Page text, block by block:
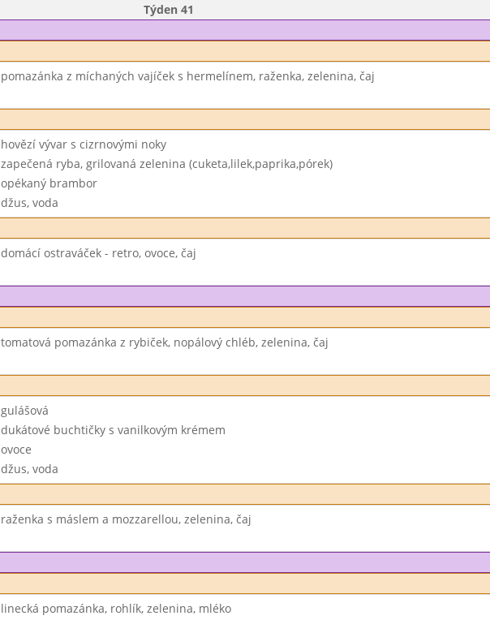
Týden 41
pomazánka z míchaných vajíček s hermelínem, raženka, zelenina, čaj
hovězí vývar s cizrnovými noky
zapečená ryba, grilovaná zelenina (cuketa,lilek,paprika,pórek)
opékaný brambor
džus, voda
domácí ostraváček - retro, ovoce, čaj
tomatová pomazánka z rybiček, nopálový chléb, zelenina, čaj
gulášová
dukátové buchtičky s vanilkovým krémem
ovoce
džus, voda
raženka s máslem a mozzarellou, zelenina, čaj
linecká pomazánka, rohlík, zelenina, mléko